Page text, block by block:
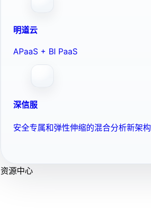
明道云
APaaS + BI PaaS
深信服
安全专属和弹性伸缩的混合分析新架构
资源中心